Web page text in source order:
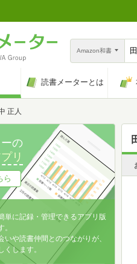
Amazon和書
読書メーターとは
正人
の
リ
ら
単に記録・管理できるアプリ版
いや読書仲間とのつながりが、
くします。